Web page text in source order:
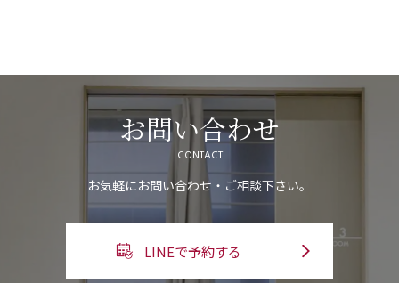
お問い合わせ
CONTACT
お気軽にお問い合わせ・ご相談下さい。
LINEで予約する